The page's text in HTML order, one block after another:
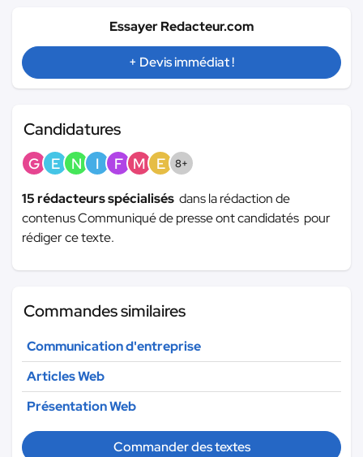
Essayer Redacteur.com
+ Devis immédiat !
Candidatures
G E N I F M E 8+
15 rédacteurs spécialisés dans la rédaction de
contenus Communiqué de presse ont candidatés pour
rédiger ce texte.
Commandes similaires
Communication d'entreprise
Articles Web
Présentation Web
Commander des textes